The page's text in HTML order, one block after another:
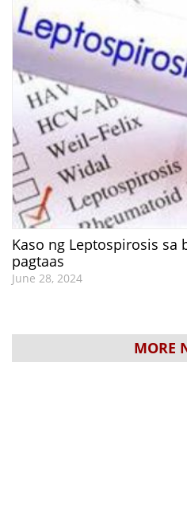
Kaso ng Leptospirosis sa
pagtaas
June 28, 2024
MORE